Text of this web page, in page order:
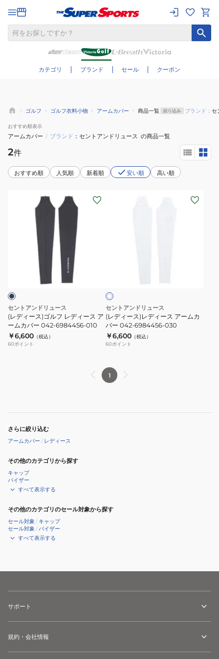
カテゴリ ブランド セール クーポン
さらに絞り込む
ゴルフ ゴルフ衣料小物 アームカバー 商品一覧 絞り込み ブランド： セ
おすすめ順表示
アームカバー / ブランド セントアンドリュース の商品一覧
2件
おすすめ順 人気順 新着順 安い順 高い順
レ
デ
ィ
ー
ス
6984456-
010
セントアンドリュース
(レディース)ゴルフ レディース ア
ームカバー 042-6984456-010
￥6,600 （税込）
60ポイント
ー
ス
ア
ー
ム
ー
042-
ホ
ワ
イ
セントアンドリュース
(レディース)レディース アームカ
バー 042-6984456-030
￥6,600 （税込）
60ポイント
1
さらに絞り込む
アームカバー / レディース
その他のカテゴリから探す
キャップ
バイザー
すべて表示する
その他のカテゴリのセール対象から探す
セール対象 / キャップ
セール対象 /バイザー
すべて表示する
サポート
規約・会社情報